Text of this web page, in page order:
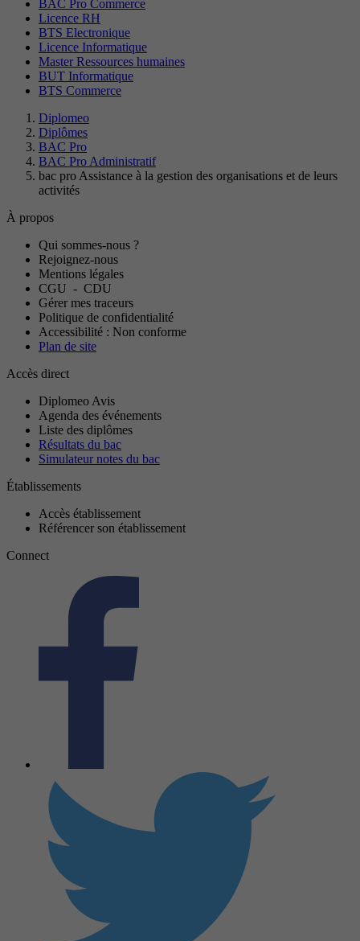
BAC Pro Commerce
Licence RH
BTS Electronique
Licence Informatique
Master Ressources humaines
BUT Informatique
BTS Commerce
Diplomeo
Diplômes
BAC Pro
BAC Pro Administratif
bac pro Assistance à la gestion des organisations et de leurs
activités
À propos
Qui sommes-nous ?
Rejoignez-nous
Mentions légales
CGU - CDU
Gérer mes traceurs
Politique de confidentialité
Accessibilité : Non conforme
Plan de site
Accès direct
Diplomeo Avis
Agenda des événements
Liste des diplômes
Résultats du bac
Simulateur notes du bac
Établissements
Accès établissement
Référencer son établissement
Connect